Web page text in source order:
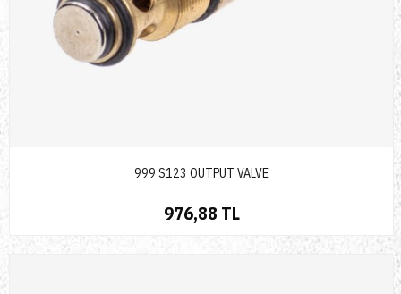
999 S123 OUTPUT VALVE
976,88 TL